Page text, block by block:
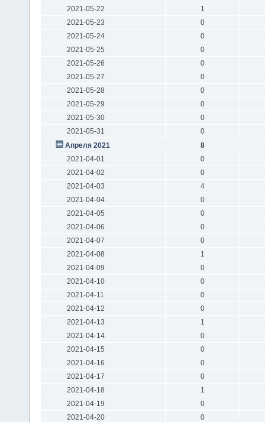
2021-05-22
1
2021-05-23
0
2021-05-24
0
2021-05-25
0
2021-05-26
0
2021-05-27
0
2021-05-28
0
2021-05-29
0
2021-05-30
0
2021-05-31
0
Апреля 2021
8
2021-04-01
0
2021-04-02
0
2021-04-03
4
2021-04-04
0
2021-04-05
0
2021-04-06
0
2021-04-07
0
2021-04-08
1
2021-04-09
0
2021-04-10
0
2021-04-11
0
2021-04-12
0
2021-04-13
1
2021-04-14
0
2021-04-15
0
2021-04-16
0
2021-04-17
0
2021-04-18
1
2021-04-19
0
2021-04-20
0